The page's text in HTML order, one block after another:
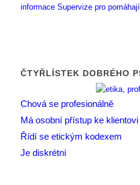
informace Supervize pro
ČTYŘLÍSTEK DOBRÉHO
Chová se profesionálně
Má osobní přístup ke klientovi
Řídí se etickým kodexem
Je diskrétní